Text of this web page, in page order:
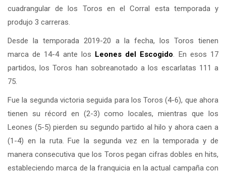
cuadrangular de los Toros en el Corral esta temporada y
produjo 3 carreras.
Desde la temporada 2019-20 a la fecha, los Toros tienen
marca de 14-4 ante los Leones del Escogido. En esos 17
partidos, los Toros han sobreanotado a los escarlatas 111 a
75.
Fue la segunda victoria seguida para los Toros (4-6), que ahora
tienen su récord en (2-3) como locales, mientras que los
Leones (5-5) pierden su segundo partido al hilo y ahora caen a
(1-4) en la ruta. Fue la segunda vez en la temporada y de
manera consecutiva que los Toros pegan cifras dobles en hits,
estableciendo marca de la franquicia en la actual campaña con